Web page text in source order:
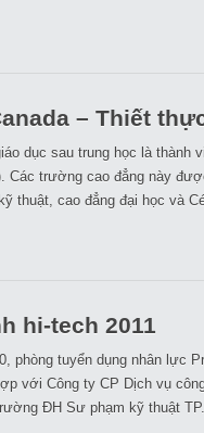
– Thiết
dục sau trung học là thành
Các trường cao đẳng này
thuật, cao đẳng đại học và
hi-tech 2011
phòng tuyển dụng nhân lực
với Công ty CP Dịch vụ
ĐH Sư phạm kỹ thuật